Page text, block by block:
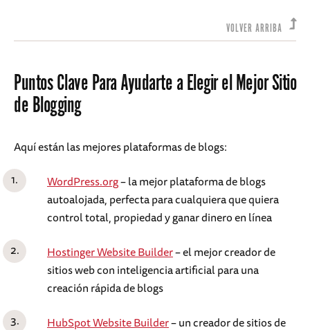
VOLVER ARRIBA
Puntos Clave Para Ayudarte a Elegir el Mejor Sitio
de Blogging
Aquí están las mejores plataformas de blogs:
WordPress.org– la mejor plataforma de blogs
autoalojada, perfecta para cualquiera que quiera
control total, propiedad y ganar dinero en línea
Hostinger Website Builder– el mejor creador de
sitios web con inteligencia artificial para una
creación rápida de blogs
HubSpot Website Builder– un creador de sitios de